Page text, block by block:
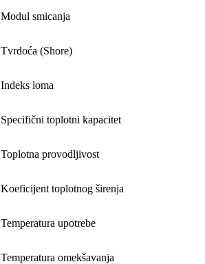
Modul smicanja
Tvrdoća (Shore)
Indeks loma
Specifični toplotni kapacitet
Toplotna provodljivost
Koeficijent toplotnog širenja
Temperatura upotrebe
Temperatura omekšavanja